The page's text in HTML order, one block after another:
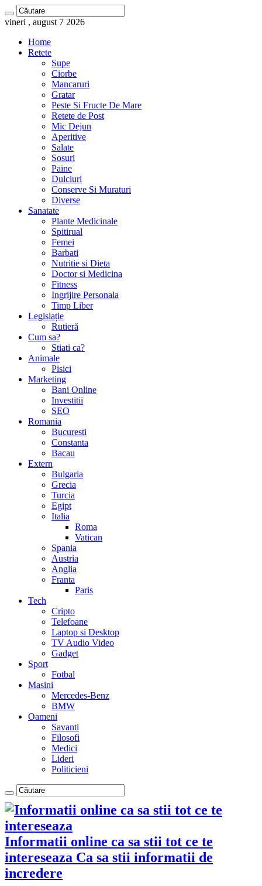
vineri , august 7 2026
Home
Retete
Supe
Ciorbe
Mancaruri
Gratar
Peste Si Fructe De Mare
Retete de Post
Mic Dejun
Aperitive
Salate
Sosuri
Paine
Dulciuri
Conserve Si Muraturi
Diverse
Sanatate
Plante Medicinale
Spitirual
Femei
Barbati
Nutritie si Dieta
Doctor si Medicina
Fitness
Ingrijire Personala
Timp Liber
Legislație
Rutieră
Cum sa?
Stiati ca?
Animale
Pisici
Marketing
Bani Online
Investitii
SEO
Romania
Bucuresti
Constanta
Bacau
Extern
Bulgaria
Grecia
Turcia
Egipt
Italia
Roma
Vatican
Spania
Austria
Anglia
Franta
Paris
Tech
Cripto
Telefoane
Laptop si Desktop
TV Audio Video
Gadget
Sport
Fotbal
Masini
Mercedes-Benz
BMW
Oameni
Savanti
Filosofi
Medici
Lideri
Politicieni
Informatii online ca sa stii tot ce te
intereseaza Ca sa stii informatii de
incredere